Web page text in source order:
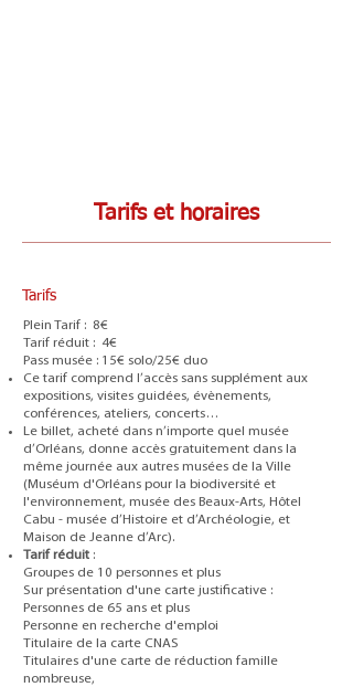
Tarifs et horaires
Tarifs
Plein Tarif : 8€
Tarif réduit : 4€
Pass musée : 15€ solo/25€ duo
Ce tarif comprend l’accès sans supplément aux
expositions, visites guidées, évènements,
conférences, ateliers, concerts…
Le billet, acheté dans n’importe quel musée
d’Orléans, donne accès gratuitement dans la
même journée aux autres musées de la Ville
(Muséum d'Orléans pour la biodiversité et
l'environnement, musée des Beaux-Arts, Hôtel
Cabu - musée d’Histoire et d’Archéologie, et
Maison de Jeanne d’Arc).
Tarif réduit :
Groupes de 10 personnes et plus
Sur présentation d'une carte justificative :
Personnes de 65 ans et plus
Personne en recherche d'emploi
Titulaire de la carte CNAS
Titulaires d'une carte de réduction famille
nombreuse,